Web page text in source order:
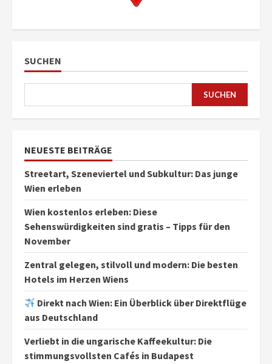
SUCHEN
SUCHEN
NEUESTE BEITRÄGE
Streetart, Szeneviertel und Subkultur: Das junge
Wien erleben
Wien kostenlos erleben: Diese
Sehenswürdigkeiten sind gratis – Tipps für den
November
Zentral gelegen, stilvoll und modern: Die besten
Hotels im Herzen Wiens
Direkt nach Wien: Ein Überblick über Direktflüge
aus Deutschland
Verliebt in die ungarische Kaffeekultur: Die
stimmungsvollsten Cafés in Budapest